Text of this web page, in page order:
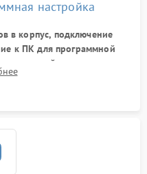
настройка
в корпус, подключение
к ПК для программной
настройки порогов
старения АКБ.